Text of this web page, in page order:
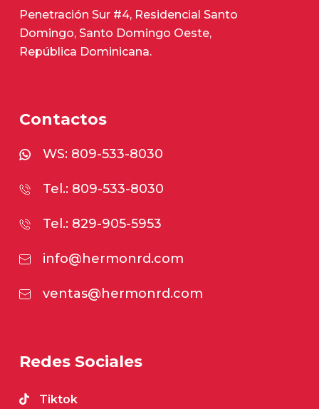
Penetración Sur #4, Residencial Santo
Domingo, Santo Domingo Oeste,
República Dominicana.
Contactos
WS: 809-533-8030
Tel.: 809-533-8030
Tel.: 829-905-5953
info@hermonrd.com
ventas@hermonrd.com
Redes Sociales
Tiktok